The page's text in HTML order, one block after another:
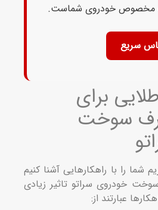
خودروی شماست.
برای
راهکارهایی آشنا کنیم
سراتو تاثیر زیادی
از: